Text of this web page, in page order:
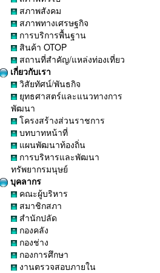
สภาพสังคม
สภาพทางเศรษฐกิจ
การบริการพื้นฐาน
สินค้า OTOP
สถานที่สำคัญ/แหล่งท่องเที่ยว
เกี่ยวกับเรา
วิสัยทัศน์/พันธกิจ
ยุทธศาสตร์และแนวทางการ
พัฒนา
โครงสร้างส่วนราชการ
บทบาทหน้าที่
แผนพัฒนาท้องถิ่น
การบริหารและพัฒนา
ทรัพยากรมนุษย์
บุคลากร
คณะผู้บริหาร
สมาชิกสภา
สำนักปลัด
กองคลัง
กองช่าง
กองการศึกษา
งานตรวจสอบภายใน